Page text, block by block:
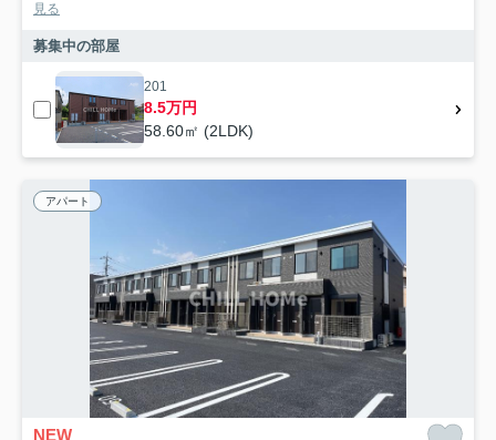
見る
募集中の部屋
201
8.5万円
58.60㎡ (2LDK)
アパート
NEW